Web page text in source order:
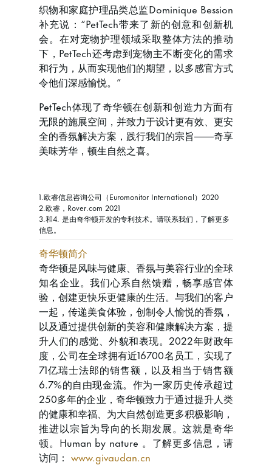
织物和家庭护理品类总监Dominique Bession
补充说：“PetTech带来了新的创意和创新机
会。在对宠物护理领域采取整体方法的推动
下，PetTech还考虑到宠物主不断变化的需求
和行为，从而实现他们的期望，以多感官方式
令他们深感愉悦。”
PetTech体现了奇华顿在创新和创造力方面有
无限的施展空间，并致力于设计更有效、更安
全的香氛解决方案，践行我们的宗旨——奇享
美味芳华，顿生自然之喜。
1.欧睿信息咨询公司（Euromonitor International）2020
2.欧睿，Rover.com 2021
3.和4. 是由奇华顿开发的专利技术。请联系我们，了解更多
信息。
奇华顿简介
奇华顿是风味与健康、香氛与美容行业的全球
知名企业。我们心系自然馈赠，畅享感官体
验，创建更快乐更健康的生活。与我们的客户
一起，传递美食体验，创制令人愉悦的香氛，
以及通过提供创新的美容和健康解决方案，提
升人们的感觉、外貌和表现。2022年财政年
度，公司在全球拥有近16700名员工，实现了
71亿瑞士法郎的销售额，以及相当于销售额
6.7%的自由现金流。作为一家历史传承超过
250多年的企业，奇华顿致力于通过提升人类
的健康和幸福、为大自然创造更多积极影响，
推进以宗旨为导向的长期发展。这就是奇华
顿。Human by nature 。了解更多信息，请
访问： www.givaudan.cn